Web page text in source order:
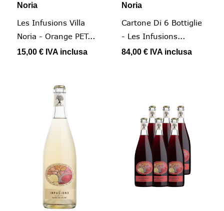
Noria
Les Infusions Villa
Noria - Orange PET...
15,00 € IVA inclusa
Noria
Cartone Di 6 Bottiglie
- Les Infusions...
84,00 € IVA inclusa